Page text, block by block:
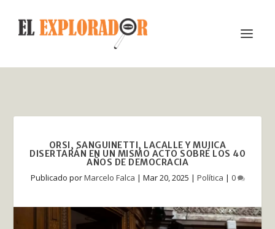
ORSI, SANGUINETTI, LACALLE Y MUJICA
DISERTARÁN EN UN MISMO ACTO SOBRE LOS 40
AÑOS DE DEMOCRACIA
Publicado porMarcelo Falca | Mar 20, 2025 | Política | 0